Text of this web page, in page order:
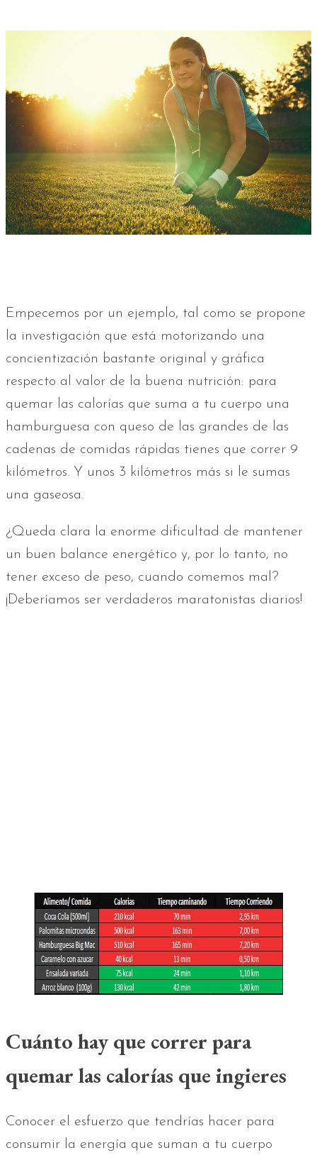
Empecemos por un ejemplo, tal como se propone
la investigación que está motorizando una
concientización bastante original y gráfica
respecto al valor de la buena nutrición: para
quemar las calorías que suma a tu cuerpo una
hamburguesa con queso de las grandes de las
cadenas de comidas rápidas tienes que correr 9
kilómetros. Y unos 3 kilómetros más si le sumas
una gaseosa.
¿Queda clara la enorme dificultad de mantener
un buen balance energético y, por lo tanto, no
tener exceso de peso, cuando comemos mal?
¡Deberíamos ser verdaderos maratonistas diarios!
Cuánto hay que correr para
quemar las calorías que ingieres
Conocer el esfuerzo que tendrías hacer para
consumir la energía que suman a tu cuerpo